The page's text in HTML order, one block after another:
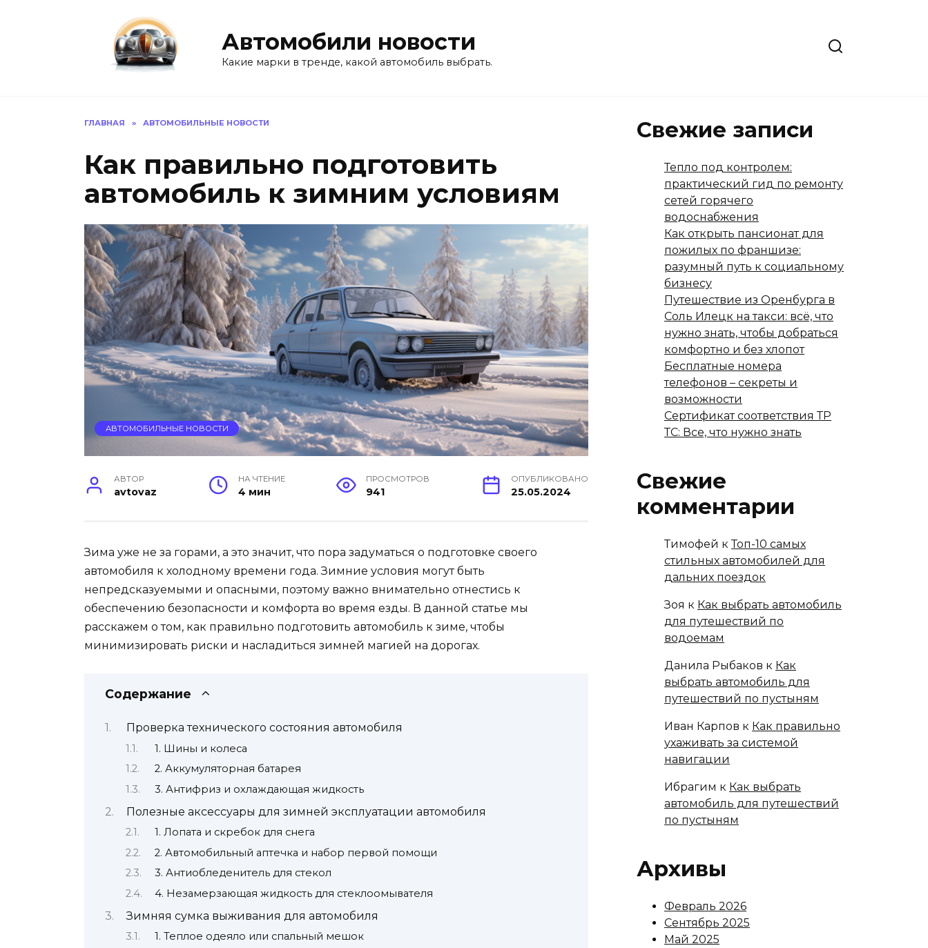
Автомобили новости
Какие марки в тренде, какой автомобиль выбрать.
ГЛАВНАЯ » АВТОМОБИЛЬНЫЕ НОВОСТИ
Как правильно подготовить
автомобиль к зимним условиям
АВТОМОБИЛЬНЫЕ НОВОСТИ
АВТОР
avtovaz
НА ЧТЕНИЕ
4 мин
ПРОСМОТРОВ
941
ОПУБЛИКОВАНО
25.05.2024
Зима уже не за горами, а это значит, что пора задуматься о подготовке своего
автомобиля к холодному времени года. Зимние условия могут быть
непредсказуемыми и опасными, поэтому важно внимательно отнестись к
обеспечению безопасности и комфорта во время езды. В данной статье мы
расскажем о том, как правильно подготовить автомобиль к зиме, чтобы
минимизировать риски и насладиться зимней магией на дорогах.
Содержание
Проверка технического состояния автомобиля
1. Шины и колеса
2. Аккумуляторная батарея
3. Антифриз и охлаждающая жидкость
Полезные аксессуары для зимней эксплуатации автомобиля
1. Лопата и скребок для снега
2. Автомобильный аптечка и набор первой помощи
3. Антиобледенитель для стекол
4. Незамерзающая жидкость для стеклоомывателя
Зимняя сумка выживания для автомобиля
1. Теплое одеяло или спальный мешок
Свежие записи
Тепло под контролем:
практический гид по ремонту
сетей горячего
водоснабжения
Как открыть пансионат для
пожилых по франшизе:
разумный путь к социальному
бизнесу
Путешествие из Оренбурга в
Соль Илецк на такси: всё, что
нужно знать, чтобы добраться
комфортно и без хлопот
Бесплатные номера
телефонов – секреты и
возможности
Сертификат соответствия ТР
ТС: Все, что нужно знать
Свежие
комментарии
Тимофей кТоп-10 самых
стильных автомобилей для
дальних поездок
Зоя к Как выбрать автомобиль
для путешествий по
водоемам
Данила Рыбаков к Как
выбрать автомобиль для
путешествий по пустыням
Иван Карпов к Как правильно
ухаживать за системой
навигации
Ибрагим к Как выбрать
автомобиль для путешествий
по пустыням
Архивы
Февраль 2026
Сентябрь 2025
Май 2025